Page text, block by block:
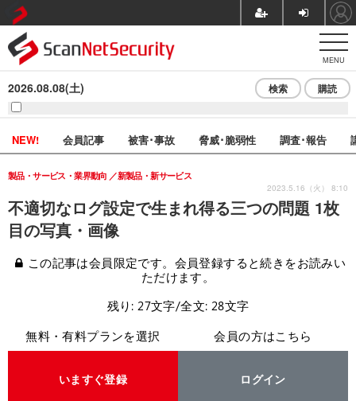
MENU
2026.08.08(土) 検索 購読
NEW! 会員記事 被害･事故 脅威･脆弱性 調査･報告
不適切なログ設定で生まれ得る三つの問題 1枚
目の写真・画像
製品・サービス・業界動向 新製品・新サービス
2023.5.16（火） 8:10
この記事は会員限定です。会員登録すると続きをお読みい
ただけます。
残り: 27文字/全文: 28文字
無料・有料プランを選択
いますぐ登録
会員の方はこちら
ログイン